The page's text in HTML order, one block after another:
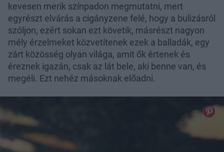
kevesen merik színpadon megmutatni, mert
egyrészt elvárás a cigányzene felé, hogy a bulizásról
szóljon, ezért sokan ezt követik, másrészt nagyon
mély érzelmeket közvetítenek ezek a balladák, egy
zárt közösség olyan világa, amit ők értenek és
éreznek igazán, csak az lát bele, aki benne van, és
megéli. Ezt nehéz másoknak előadni.